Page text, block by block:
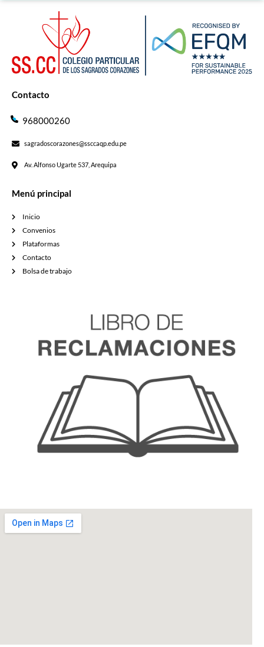
Contacto
968000260
sagradoscorazones@ssccaqp.edu.pe
Av. Alfonso Ugarte 537, Arequipa
Menú principal
Inicio
Convenios
Plataformas
Contacto
Bolsa de trabajo